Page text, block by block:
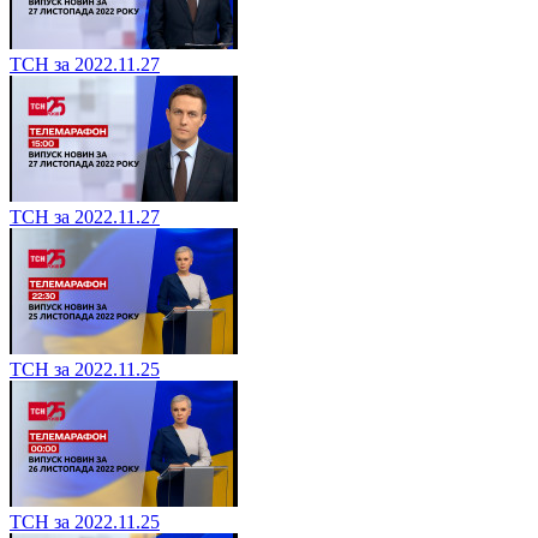
ТСН за 2022.11.27
ТСН за 2022.11.27
ТСН за 2022.11.25
ТСН за 2022.11.25